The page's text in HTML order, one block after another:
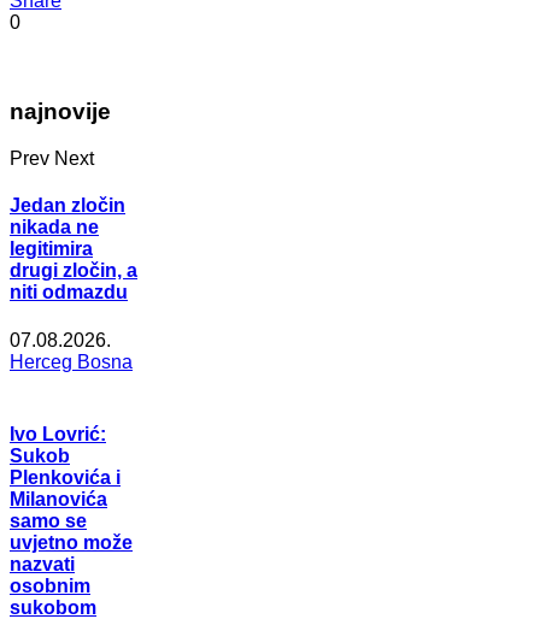
0
najnovije
Prev Next
Jedan zločin
nikada ne
legitimira
drugi zločin, a
niti odmazdu
07.08.2026.
Herceg Bosna
Ivo Lovrić:
Sukob
Plenkovića i
Milanovića
samo se
uvjetno može
nazvati
osobnim
sukobom